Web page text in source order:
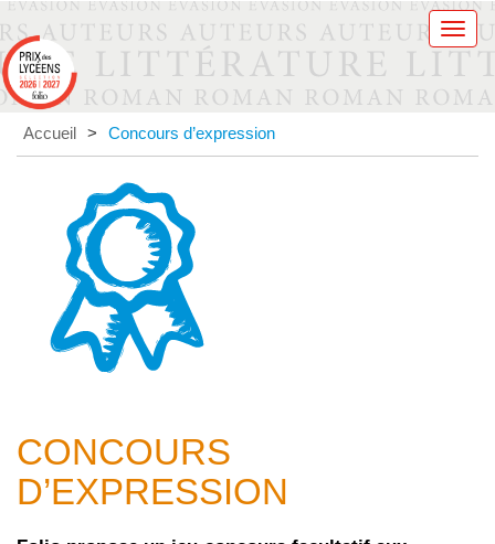
Accueil > Concours d’expression
CONCOURS
D’EXPRESSION